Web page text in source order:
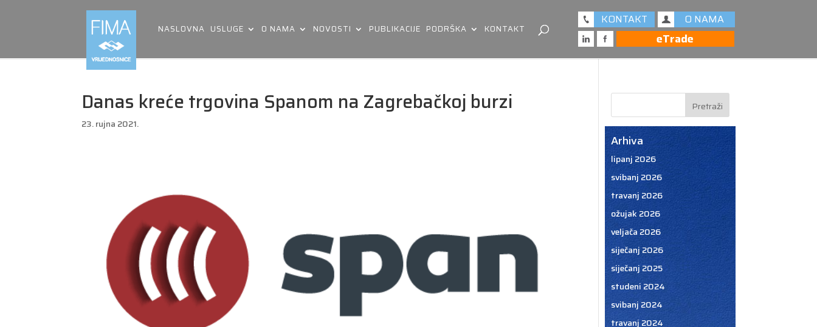
NASLOVNA USLUGE O NAMA NOVOSTI PUBLIKACIJE PODRŠKA KONTAKT
KONTAKT O NAMA
eTrade
Danas kreće trgovina Spanom na Zagrebačkoj burzi
23. rujna 2021.
Arhiva
lipanj 2026
svibanj 2026
travanj 2026
ožujak 2026
veljača 2026
siječanj 2026
siječanj 2025
studeni 2024
svibanj 2024
travanj 2024